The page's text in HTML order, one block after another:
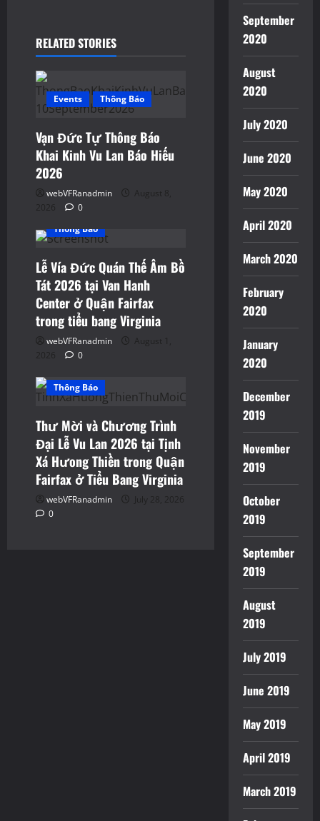
t
i
o
n
RELATED STORIES
Events Thông Báo
Vạn Đức Tự Thông Báo
Khai Kinh Vu Lan Báo Hiếu
2026
webVFRanadmin
August 8,
2026
0
Events
Thông Báo
Lễ Vía Đức Quán Thế Âm Bồ
Tát 2026 tại Van Hanh
Center ở Quận Fairfax
trong tiểu bang Virginia
webVFRanadmin
August 1,
2026
0
Thông Báo
Thư Mời và Chương Trình
Đại Lễ Vu Lan 2026 tại Tịnh
Xá Hưong Thiền trong Quận
Fairfax ở Tiểu Bang Virginia
webVFRanadmin
July 28, 2026
0
September
2020
August
2020
July 2020
June 2020
May 2020
April 2020
March 2020
February
2020
January
2020
December
2019
November
2019
October
2019
September
2019
August
2019
July 2019
June 2019
May 2019
April 2019
March 2019